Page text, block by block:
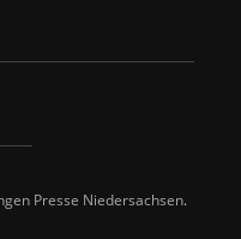
Presse Niedersachsen.